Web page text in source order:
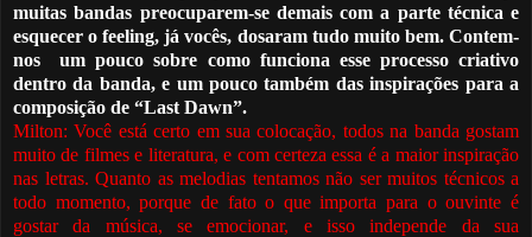
muitas bandas preocuparem-se demais com a parte técnica e
esquecer o feeling, já vocês, dosaram tudo muito bem. Contem-
nos
um pouco sobre como funciona esse processo criativo
dentro da banda, e um pouco também das inspirações para a
composição de “Last Dawn”.
Milton: Você está certo em sua colocação, todos na banda gostam
muito de filmes e literatura, e com certeza essa éa maior inspiração
nas letras. Quanto as melodias tentamos não ser muitos técnicos a
todo momento, porque de fato o que importa para o ouvinte é
gostar da música, se emocionar, e isso independe da sua